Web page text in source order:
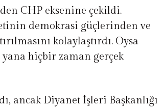
CHP eksenine çekildi.
demokrasi güçlerinden ve
kolaylaştırdı. Oysa
hiçbir zaman gerçek
ancak Diyanet İşleri Başkanlığı